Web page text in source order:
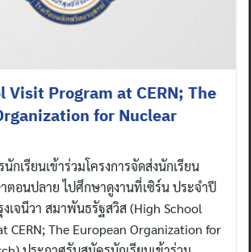
Visit Program at CERN; The
for Nuclear
กเรียนเข้าร่วมโครงการจัดส่งนักเรียน
อนปลาย ไปศึกษาดูงานที่เซิร์น ประจำปี
เจนีวา สมาพันธรัฐสวิส (High School
CERN; The European Organization for